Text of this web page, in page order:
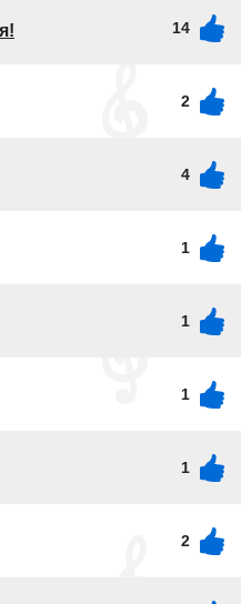
14
2
4
1
1
1
1
2